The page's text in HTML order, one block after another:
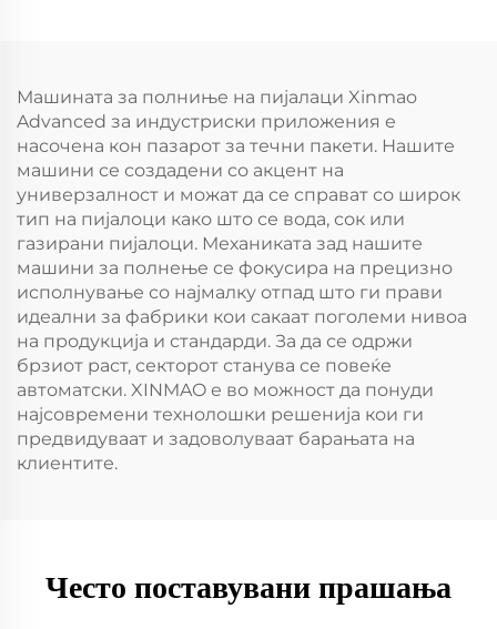
Машината за полниње на пијалаци Xinmao
Advanced за индустриски приложения е
насочена кон пазарот за течни пакети. Нашите
машини се создадени со акцент на
универзалност и можат да се справат со широк
тип на пијалоци како што се вода, сок или
газирани пијалоци. Механиката зад нашите
машини за полнење се фокусира на прецизно
исполнување со најмалку отпад што ги прави
идеални за фабрики кои сакаат поголеми нивоа
на продукција и стандарди. За да се одржи
брзиот раст, секторот станува се повеќе
автоматски. XINMAO е во можност да понуди
најсовремени технолошки решенија кои ги
предвидуваат и задоволуваат барањата на
клиентите.
Често поставувани прашања